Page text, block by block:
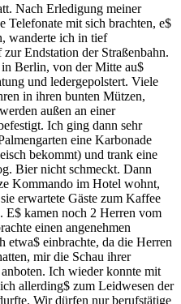
Nach Erledigung meiner
Telefonate mit sich brachten, e$
wanderte ich in tief
Endstation der Straßenbahn.
Berlin, von der Mitte au$
und ledergepolstert. Viele
in ihren bunten Mützen,
außen an einer
Ich ging dann sehr
eine Karbonade
bekommt) und trank eine
Bier nicht schmeckt. Dann
Kommando im Hotel wohnt,
erwartete Gäste zum Kaffee
E$ kamen noch 2 Herren vom
einen angenehmen
etwa$ einbrachte, da die Herren
mir die Schau ihrer
Ich wieder konnte mit
allerding$ zum Leidwesen der
Wir dürfen nur berufstätige